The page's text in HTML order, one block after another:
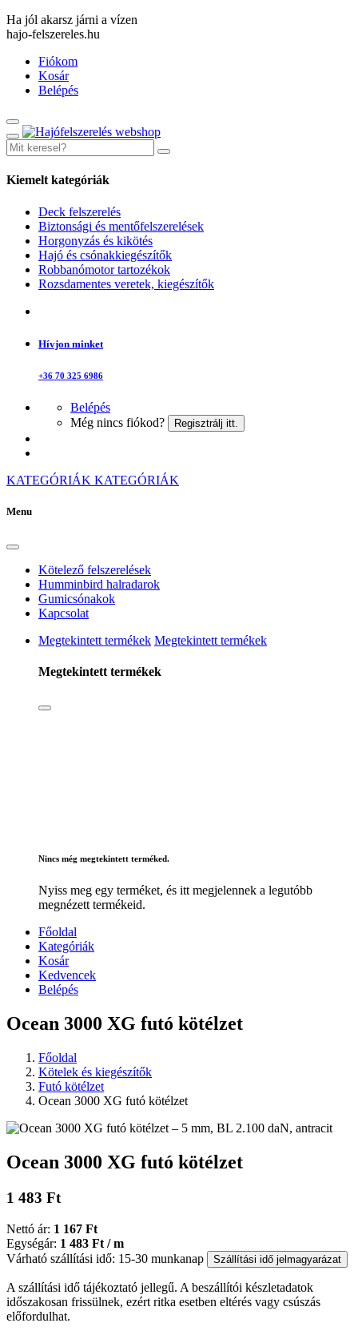
Ha jól akarsz járni a vízen
hajo-felszereles.hu
Fiókom
Kosár
Belépés
Kiemelt kategóriák
Deck felszerelés
Biztonsági és mentőfelszerelések
Horgonyzás és kikötés
Hajó és csónakkiegészítők
Robbanómotor tartozékok
Rozsdamentes veretek, kiegészítők
Hívjon minket
+36 70 325 6986
Belépés
Még nincs fiókod?
Regisztrálj itt.
KATEGÓRIÁK KATEGÓRIÁK
Menu
Kötelező felszerelések
Humminbird halradarok
Gumicsónakok
Kapcsolat
Megtekintett termékek Megtekintett termékek
Megtekintett termékek
Nincs még megtekintett terméked.
Nyiss meg egy terméket, és itt megjelennek a legutóbb
megnézett termékeid.
Főoldal
Kategóriák
Kosár
Kedvencek
Belépés
Ocean 3000 XG futó kötélzet
Főoldal
Kötelek és kiegészítők
Futó kötélzet
Ocean 3000 XG futó kötélzet
Ocean 3000 XG futó kötélzet
1 483 Ft
Nettó ár: 1 167 Ft
Egységár: 1 483 Ft / m
Várható szállítási idő: 15-30 munkanap
Szállítási idő jelmagyarázat
A szállítási idő tájékoztató jellegű. A beszállítói készletadatok
időszakosan frissülnek, ezért ritka esetben eltérés vagy csúszás
előfordulhat.